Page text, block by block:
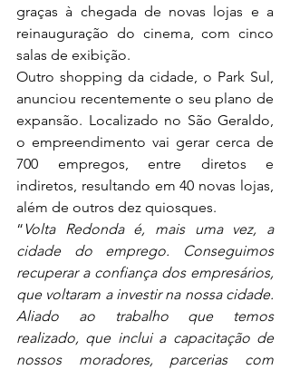
graças à chegada de novas lojas e a
reinauguração do cinema, com cinco
salas de exibição.
Outro shopping da cidade, o Park Sul,
anunciou recentemente o seu plano de
expansão. Localizado no São Geraldo,
o empreendimento vai gerar cerca de
700 empregos, entre diretos e
indiretos, resultando em 40 novas lojas,
além de outros dez quiosques.
“Volta Redonda é, mais uma vez, a
cidade do emprego. Conseguimos
recuperar a confiança dos empresários,
que voltaram a investir na nossa cidade.
Aliado ao trabalho que temos
realizado, que inclui a capacitação de
nossos moradores, parcerias com